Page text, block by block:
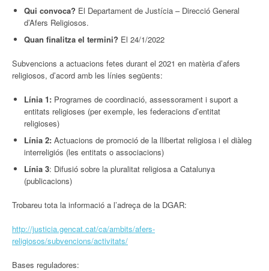
Qui convoca? El Departament de Justícia – Direcció General
d’Afers Religiosos.
Quan finalitza el termini? El 24/1/2022
Subvencions a actuacions fetes durant el 2021 en matèria d’afers
religiosos, d’acord amb les línies següents:
Línia 1: Programes de coordinació, assessorament i suport a
entitats religioses (per exemple, les federacions d’entitat
religioses)
Línia 2: Actuacions de promoció de la llibertat religiosa i el diàleg
interreligiós (les entitats o associacions)
Línia 3: Difusió sobre la pluralitat religiosa a Catalunya
(publicacions)
Trobareu tota la informació a l’adreça de la DGAR:
http://justicia.gencat.cat/ca/ambits/afers-
religiosos/subvencions/activitats/
Bases reguladores: